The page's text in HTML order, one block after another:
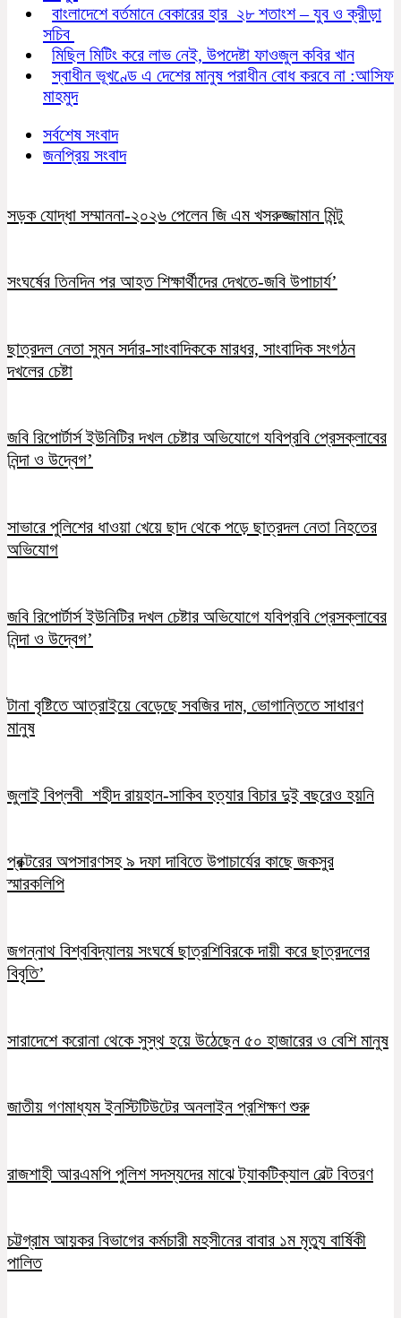
বাংলাদেশে বর্তমানে বেকারের হার ২৮ শতাংশ – যুব ও ক্রীড়া
সচিব
মিছিল মিটিং করে লাভ নেই, উপদেষ্টা ফাওজুল কবির খান
স্বাধীন ভূখণ্ডে এ দেশের মানুষ পরাধীন বোধ করবে না :আসিফ
মাহমুদ
সর্বশেষ সংবাদ
জনপ্রিয় সংবাদ
সড়ক যোদ্ধা সম্মাননা-২০২৬ পেলেন জি এম খসরুজ্জামান মিন্টু
সংঘর্ষের তিনদিন পর আহত শিক্ষার্থীদের দেখতে-জবি উপাচার্য’
ছাত্রদল নেতা সুমন সর্দার-সাংবাদিককে মারধর, সাংবাদিক সংগঠন
দখলের চেষ্টা
জবি রিপোর্টার্স ইউনিটির দখল চেষ্টার অভিযোগে যবিপ্রবি প্রেসক্লাবের
নিন্দা ও উদ্বেগ’
সাভারে পুলিশের ধাওয়া খেয়ে ছাদ থেকে পড়ে ছাত্রদল নেতা নিহতের
অভিযোগ
জবি রিপোর্টার্স ইউনিটির দখল চেষ্টার অভিযোগে যবিপ্রবি প্রেসক্লাবের
নিন্দা ও উদ্বেগ’
টানা বৃষ্টিতে আত্রাইয়ে বেড়েছে সবজির দাম, ভোগান্তিতে সাধারণ
মানুষ
জুলাই বিপ্লবী শহীদ রায়হান-সাকিব হত্যার বিচার দুই বছরেও হয়নি
প্রক্টরের অপসারণসহ ৯ দফা দাবিতে উপাচার্যের কাছে জকসুর
স্মারকলিপি
জগন্নাথ বিশ্ববিদ্যালয় সংঘর্ষে ছাত্রশিবিরকে দায়ী করে ছাত্রদলের
বিবৃতি’
সারাদেশে করোনা থেকে সুস্থ হয়ে উঠেছেন ৫০ হাজারের ও বেশি মানুষ
জাতীয় গণমাধ্যম ইনস্টিটিউটের অনলাইন প্রশিক্ষণ শুরু
রাজশাহী আরএমপি পুলিশ সদস্যদের মাঝে ট্যাকটিক্যাল বেল্ট বিতরণ
চট্টগ্রাম আয়কর বিভাগের কর্মচারী মহসীনের বাবার ১ম মৃত্যু বার্ষিকী
পালিত